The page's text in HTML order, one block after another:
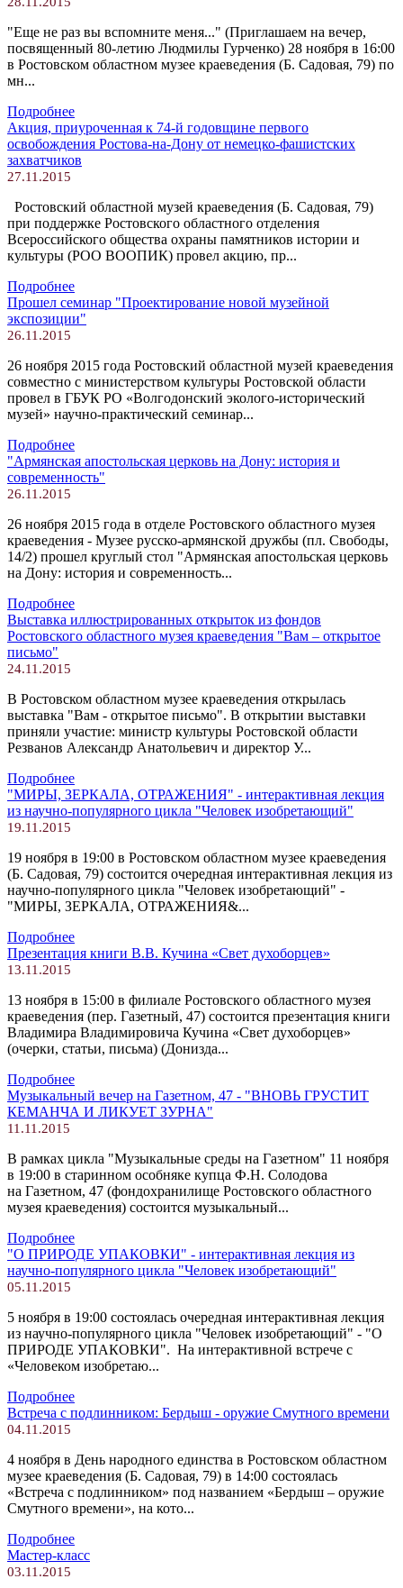
"Еще не раз вы вспомните меня..." (Приглашаем на вечер,
посвященный 80-летию Людмилы Гурченко) 28 ноября в 16:00
в Ростовском областном музее краеведения (Б. Садовая, 79) по
мн...
Подробнее
Акция, приуроченная к 74-й годовщине первого
освобождения Ростова-на-Дону от немецко-фашистских
захватчиков
27.11.2015
Ростовский областной музей краеведения (Б. Садовая, 79)
при поддержке Ростовского областного отделения
Всероссийского общества охраны памятников истории и
культуры (РОО ВООПИК) провел акцию, пр...
Подробнее
Прошел семинар "Проектирование новой музейной
экспозиции"
26.11.2015
26 ноября 2015 года Ростовский областной музей краеведения
совместно с министерством культуры Ростовской области
провел в ГБУК РО «Волгодонский эколого-исторический
музей» научно-практический семинар...
Подробнее
"Армянская апостольская церковь на Дону: история и
современность"
26.11.2015
26 ноября 2015 года в отделе Ростовского областного музея
краеведения - Музее русско-армянской дружбы (пл. Свободы,
14/2) прошел круглый стол "Армянская апостольская церковь
на Дону: история и современность...
Подробнее
Выставка иллюстрированных открыток из фондов
Ростовского областного музея краеведения "Вам – открытое
письмо"
24.11.2015
В Ростовском областном музее краеведения открылась
выставка "Вам - открытое письмо". В открытии выставки
приняли участие: министр культуры Ростовской области
Резванов Александр Анатольевич и директор У...
Подробнее
"МИРЫ, ЗЕРКАЛА, ОТРАЖЕНИЯ" - интерактивная лекция
из научно-популярного цикла "Человек изобретающий"
19.11.2015
19 ноября в 19:00 в Ростовском областном музее краеведения
(Б. Садовая, 79) состоится очередная интерактивная лекция из
научно-популярного цикла "Человек изобретающий" -
"МИРЫ, ЗЕРКАЛА, ОТРАЖЕНИЯ&...
Подробнее
Презентация книги В.В. Кучина «Свет духоборцев»
13.11.2015
13 ноября в 15:00 в филиале Ростовского областного музея
краеведения (пер. Газетный, 47) состоится презентация книги
Владимира Владимировича Кучина «Свет духоборцев»
(очерки, статьи, письма) (Донизда...
Подробнее
Музыкальный вечер на Газетном, 47 - "ВНОВЬ ГРУСТИТ
КЕМАНЧА И ЛИКУЕТ ЗУРНА"
11.11.2015
В рамках цикла "Музыкальные среды на Газетном" 11 ноября
в 19:00 в старинном особняке купца Ф.Н. Солодова
на Газетном, 47 (фондохранилище Ростовского областного
музея краеведения) состоится музыкальный...
Подробнее
"О ПРИРОДЕ УПАКОВКИ" - интерактивная лекция из
научно-популярного цикла "Человек изобретающий"
05.11.2015
5 ноября в 19:00 состоялась очередная интерактивная лекция
из научно-популярного цикла "Человек изобретающий" - "О
ПРИРОДЕ УПАКОВКИ". На интерактивной встрече с
«Человеком изобретаю...
Подробнее
Встреча с подлинником: Бердыш - оружие Смутного времени
04.11.2015
4 ноября в День народного единства в Ростовском областном
музее краеведения (Б. Садовая, 79) в 14:00 состоялась
«Встреча с подлинником» под названием «Бердыш – оружие
Смутного времени», на кото...
Подробнее
Мастер-класс
03.11.2015